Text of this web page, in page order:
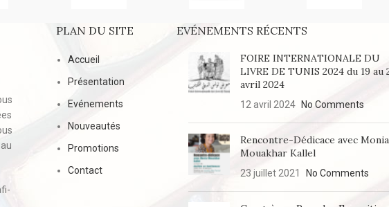
PLAN DU SITE
Accueil
Présentation
Evénements
Nouveautés
Promotions
Contact
EVÉNEMENTS RÉCENTS
FOIRE INTERNATIONALE DU
LIVRE DE TUNIS 2024 du 19 au
avril 2024
12 avril 2024 No Comments
Rencontre-Dédicace avec Monia
Mouakhar Kallel
23 juillet 2021 No Comments